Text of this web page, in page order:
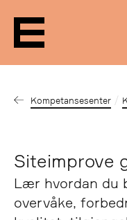
Kompetansesenter
Siteimprove
Lær hvordan du
overvåke,